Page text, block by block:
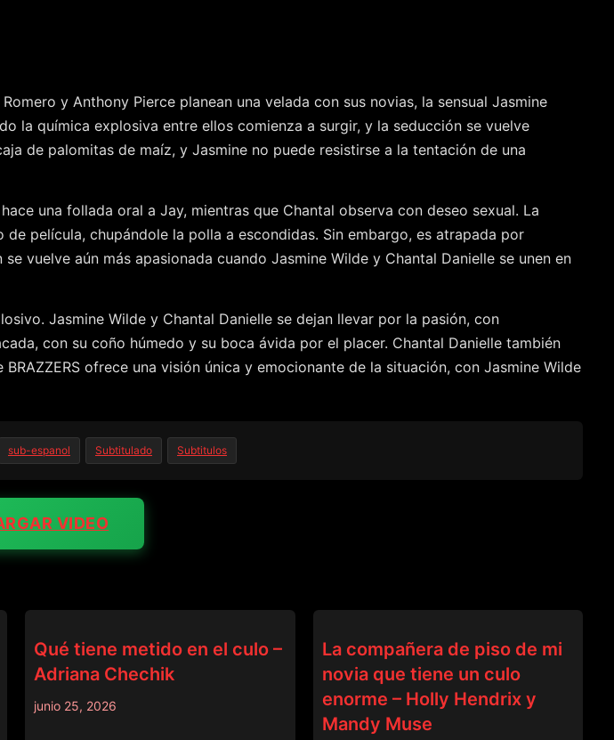
y Anthony Pierce planean una velada con sus novias, la sensual Jasmine
la química explosiva entre ellos comienza a surgir, y la seducción se vuelve
de palomitas de maíz, y Jasmine no puede resistirse a la tentación de una
una follada oral a Jay, mientras que Chantal observa con deseo sexual. La
película, chupándole la polla a escondidas. Sin embargo, es atrapada por
vuelve aún más apasionada cuando Jasmine Wilde y Chantal Danielle se unen en
Jasmine Wilde y Chantal Danielle se dejan llevar por la pasión, con
con su coño húmedo y su boca ávida por el placer. Chantal Danielle también
ofrece una visión única y emocionante de la situación, con Jasmine Wilde
sub-espanol Subtitulado Subtitulos
VIDEO
Qué tiene metido en el culo –
Adriana Chechik
junio 25, 2026
La compañera de piso de mi
novia que tiene un culo
enorme – Holly Hendrix y
Mandy Muse